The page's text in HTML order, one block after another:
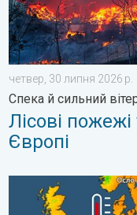
четвер, 30 липня 2026 р.
Спека й сильний
Лісові
Європі
Температура